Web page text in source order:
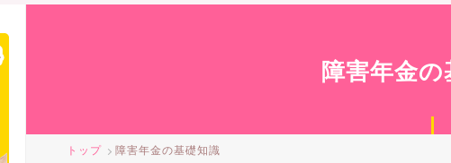
障害年金の
トップ 障害年金の基礎知識